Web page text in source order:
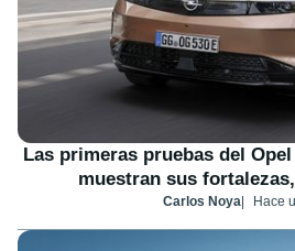
Las primeras pruebas del
muestran sus
Carlos Noya Hace